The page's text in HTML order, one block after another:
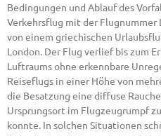
Bedingungen und Ablauf des
Verkehrsflug mit der Flugnummer
von einem griechischen
London. Der Flug verlief bis zum
Luftraums ohne erkennbare
Reiseflugs in einer Höhe von
die Besatzung eine diffuse
Ursprungsort im Flugzeugrumpf
konnte. In solchen Situationen